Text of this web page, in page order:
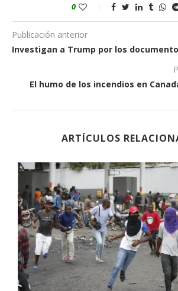
0
Publicación anterior
Investigan a Trump por los
El humo de los incendios en
ARTÍCULOS